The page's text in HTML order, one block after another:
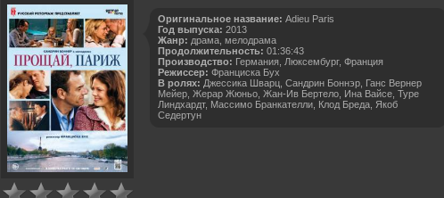
Оригинальное название: Adieu Paris
Год выпуска: 2013
Жанр: драма, мелодрама
Продолжительность: 01:36:43
Производство: Германия, Люксембург, Франция
Режиссер: Франциска Бух
В ролях: Джессика Шварц, Сандрин Боннэр, Ганс Вернер
Мейер, Жерар Жюньо, Жан-Ив Бертело, Ина Вайсе, Туре
Линдхардт, Массимо Бранкателли, Клод Бреда, Якоб
Седертун